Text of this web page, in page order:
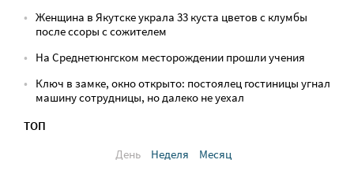
Женщина в Якутске украла 33 куста цветов с клумбы
после ссоры с сожителем
На Среднетюнгском месторождении прошли учения
Ключ в замке, окно открыто: постоялец гостиницы угнал
машину сотрудницы, но далеко не уехал
ТОП
День
Неделя Месяц